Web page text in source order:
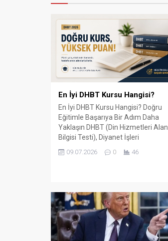
En İyi DHBT Kursu Hangisi?
En İyi DHBT Kursu Hangisi? Doğru
Eğitimle Başarıya Bir Adım Daha
Yaklaşın DHBT (Din Hizmetleri Alan
Bilgisi Testi), Diyanet İşleri
Başkanlığında görev almak isteyen
adaylar için büyük önem taşıyan bir
Ancak en sık sorulan sorulardan...
09.07.2026 0 46